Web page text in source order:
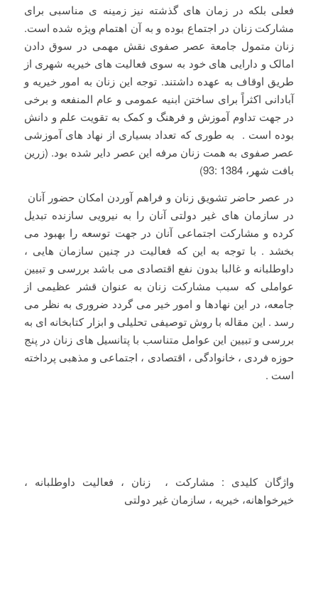
فعلی بلکه در زمان های گذشته نیز زمینه ی مناسبی برای
مشارکت زنان در اجتماع بوده و به آن اهتمام ویژه شده است.
زنان متمول جامعة عصر صفوی نقش مهمی در سوق دادن
امالک و دارایی های خود به سوی فعالیت های خیریه شهری از
طریق اوقاف به عهده داشتند. توجه این زنان به امور خیریه و
آبادانی اکثراً برای ساختن ابنیه عمومی و عام المنفعه و برخی
در جهت تداوم آموزش و فرهنگ و کمک به تقویت علم و دانش
بوده است . به طوری که تعداد بسیاری از نهاد های آموزشی
عصر صفوی به همت زنان مرفه این عصر دایر شده بود. (زرین
بافت شهر، 1384 :93)
در عصر حاضر تشویق زنان و فراهم آوردن امکان حضور آنان
در سازمان های غیر دولتی آنان را به نیرویی سازنده تبدیل
کرده و مشارکت اجتماعی آنان در جهت توسعه را بهبود می
بخشد . با توجه به این که فعالیت در چنین سازمان هایی ،
داوطلبانه و غالبا بدون نفع اقتصادی می باشد بررسی و تبیین
عواملی که سبب مشارکت زنان به عنوان قشر عظیمی از
جامعه، در این نهادها و امور خیر می گردد ضروری به نظر می
رسد . این مقاله با روش توصیفی تحلیلی و ابزار کتابخانه ای به
بررسی و تبیین این عوامل متناسب با پتانسیل های زنان در پنج
حوزه فردی ، خانوادگی ، اقتصادی ، اجتماعی و مذهبی پرداخته
است .
واژگان کلیدی : مشارکت ، زنان ، فعالیت داوطلبانه ،
خیرخواهانه، خیریه ، سازمان غیر دولتی